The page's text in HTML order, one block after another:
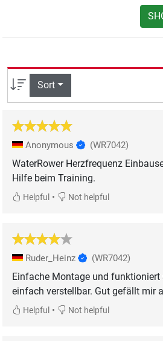
Sort
Anonymous (WR7042)
WaterRower Herzfrequenz
Hilfe beim Training.
Helpful • Not helpful
Ruder_Heinz (WR7042)
Einfache Montage und
einfach verstellbar. Gut gefällt mir
Helpful • Not helpful